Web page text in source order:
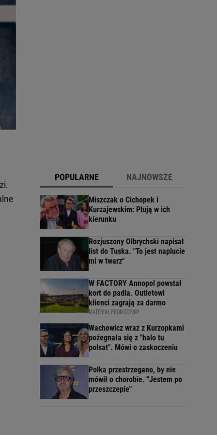
POPULARNE NAJNOWSZE
Miszczak o Cichopek i
Kurzajewskim: Plują w ich
kierunku
Rozjuszony Olbrychski napisał
list do Tuska. "To jest naplucie
mi w twarz"
W FACTORY Annopol powstał
kort do padla. Outletowi
klienci zagrają za darmo
MATERIAŁ PROMOCYJNY
Wachowicz wraz z Kurzopkami
pożegnała się z "halo tu
polsat". Mówi o zaskoczeniu
Polka przestrzegano, by nie
mówił o chorobie. "Jestem po
przeszczepie"